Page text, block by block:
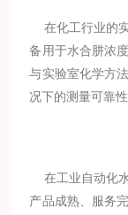
在化工行业的
备用于水合肼浓
与实验室化学方
况下的测量可靠性
在工业自动化水
产品成熟、服务